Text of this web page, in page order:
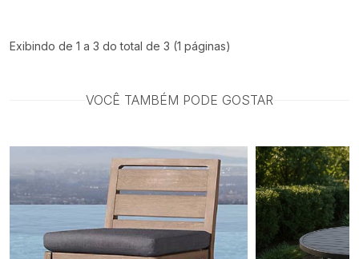
Exibindo de 1 a 3 do total de 3 (1 páginas)
VOCÊ TAMBÉM PODE GOSTAR